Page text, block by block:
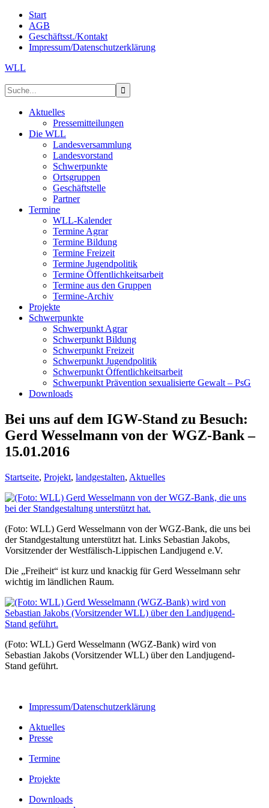
Start
AGB
Geschäftsst./Kontakt
Impressum/Datenschutzerklärung
WLL
Aktuelles
Pressemitteilungen
Die WLL
Landesversammlung
Landesvorstand
Schwerpunkte
Ortsgruppen
Geschäftstelle
Partner
Termine
WLL-Kalender
Termine Agrar
Termine Bildung
Termine Freizeit
Termine Jugendpolitik
Termine Öffentlichkeitsarbeit
Termine aus den Gruppen
Termine-Archiv
Projekte
Schwerpunkte
Schwerpunkt Agrar
Schwerpunkt Bildung
Schwerpunkt Freizeit
Schwerpunkt Jugendpolitik
Schwerpunkt Öffentlichkeitsarbeit
Schwerpunkt Prävention sexualisierte Gewalt – PsG
Downloads
Bei uns auf dem IGW-Stand zu Besuch:
Gerd Wesselmann von der WGZ-Bank –
15.01.2016
Startseite, Projekt, landgestalten, Aktuelles
(Foto: WLL) Gerd Wesselmann von der WGZ-Bank, die uns bei
der Standgestaltung unterstützt hat. Links Sebastian Jakobs,
Vorsitzender der Westfälisch-Lippischen Landjugend e.V.
Die „Freiheit“ ist kurz und knackig für Gerd Wesselmann sehr
wichtig im ländlichen Raum.
(Foto: WLL) Gerd Wesselmann (WGZ-Bank) wird von
Sebastian Jakobs (Vorsitzender WLL) über den Landjugend-
Stand geführt.
Impressum/Datenschutzerklärung
Aktuelles
Presse
Termine
Projekte
Downloads